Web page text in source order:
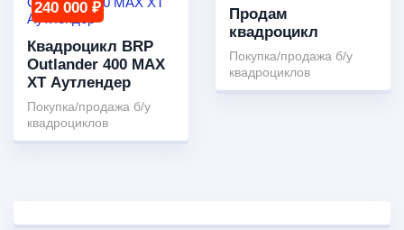
240 000 ₽
Квадроцикл BRP
Outlander 400 MAX
XT Аутлендер
Покупка/продажа б/у
квадроциклов
Продам
квадроцикл
Покупка/продажа б/у
квадроциклов